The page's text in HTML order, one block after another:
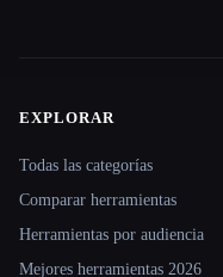
Site navigation
EXPLORAR
Todas las categorías
Comparar herramientas
Herramientas por audiencia
Mejores herramientas 2026